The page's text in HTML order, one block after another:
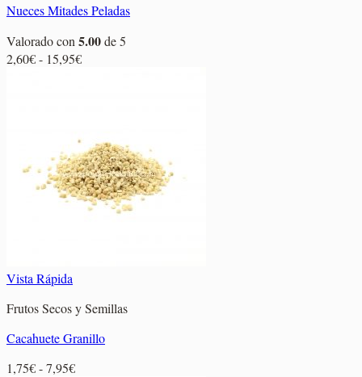
Nueces Mitades Peladas
Valorado con 5.00de 5
2,60€- 15,95€Rango
hasta
15,95€
Vista Rápida
Frutos Secos y Semillas
Cacahuete Granillo
1,75€-7,95€Rango